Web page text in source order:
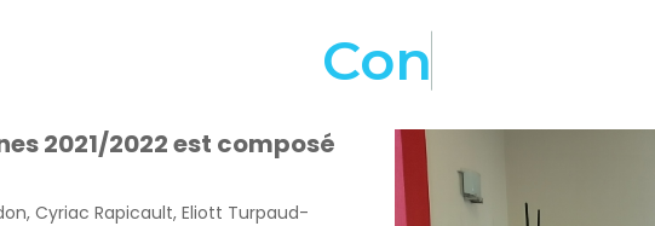
onse
2021/2022 est composé
Cyriac Rapicault, Eliott Turpaud-